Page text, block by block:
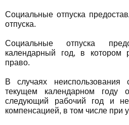
Социальные отпуска
отпуска.
Социальные отпуска
календарный год, в котором
право.
В случаях неиспользования
текущем календарном году
следующий рабочий год и
компенсацией, в том числе при